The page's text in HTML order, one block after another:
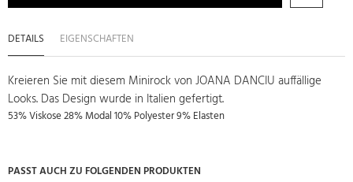
DETAILS EIGENSCHAFTEN
Kreieren Sie mit diesem Minirock von JOANA DANCIU auffällige
Looks. Das Design wurde in Italien gefertigt.
53% Viskose 28% Modal 10% Polyester 9% Elasten
PASST AUCH ZU FOLGENDEN PRODUKTEN